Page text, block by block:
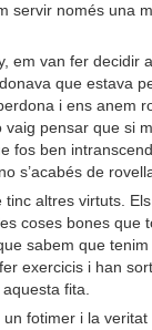
servir només una
em van fer decidir a
que estava
i ens anem
pensar que si
fos ben
s’acabés de
altres virtuts.
coses bones que
sabem que tenim
exercicis i han
fita.
fotimer i la veritat